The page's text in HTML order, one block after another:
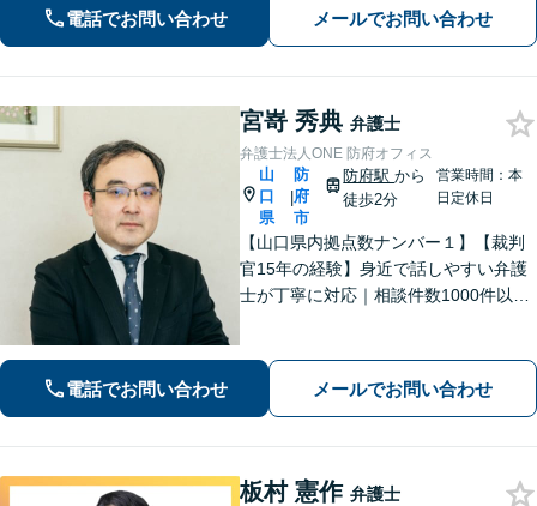
税対策なども親身に対応◎
電話でお問い合わせ メールでお問い合わせ
宮嵜 秀典 弁護士
弁護士法人ONE 防府オフィス
山
口
県
|
防
府
市
防府駅から
徒歩2分
営業時間：本
日定休日
【山口県内拠点数ナンバー１】【裁判
官15年の経験】身近で話しやすい弁護
士が丁寧に対応｜相談件数1000件以上
心してお任せください。【夜間対応】
電話でお問い合わせ メールでお問い合わせ
板村 憲作 弁護士